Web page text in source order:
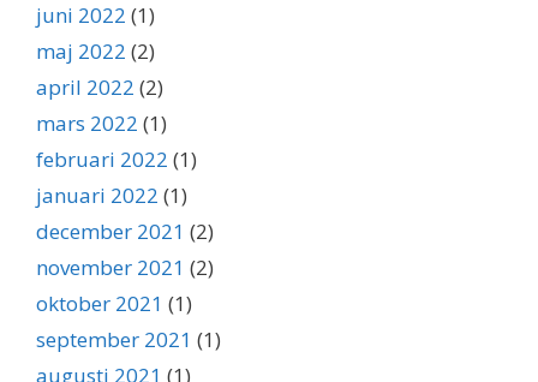
juni 2022 (1)
maj 2022 (2)
april 2022 (2)
mars 2022 (1)
februari 2022 (1)
januari 2022 (1)
december 2021 (2)
november 2021 (2)
oktober 2021 (1)
september 2021 (1)
augusti 2021 (1)